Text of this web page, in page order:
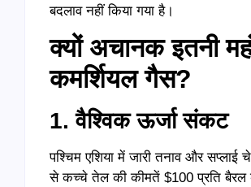
बदलाव नहीं किया गया है।
क्यों अचानक इतनी
कमर्शियल गैस?
1. वैश्विक ऊर्जा संकट
पश्चिम एशिया में जारी तनाव और सप्लाई
से कच्चे तेल की कीमतें $100 प्रति बैरल